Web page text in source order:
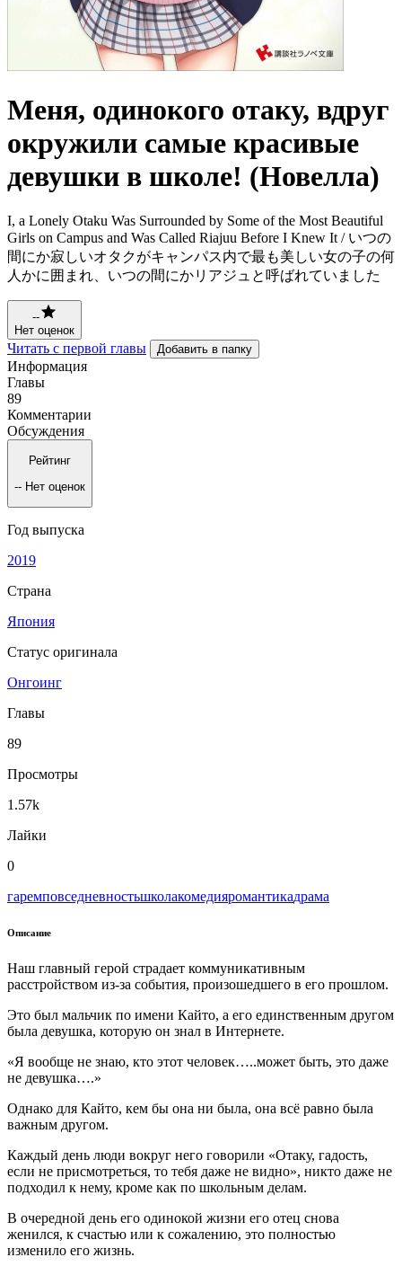
Меня, одинокого отаку, вдруг
окружили самые красивые
девушки в школе! (Новелла)
I, a Lonely Otaku Was Surrounded by Some of the Most Beautiful
Girls on Campus and Was Called Riajuu Before I Knew It / いつの
間にか寂しいオタクがキャンパス内で最も美しい女の子の何
人かに囲まれ、いつの間にかリアジュと呼ばれていました
--
Нет оценок
Читать с первой главы Добавить в папку
Информация
Главы
89
Комментарии
Обсуждения
Рейтинг
-- Нет оценок
Год выпуска
2019
Страна
Япония
Статус оригинала
Онгоинг
Главы
89
Просмотры
1.57k
Лайки
0
гаремповседневностьшколакомедияромантикадрама
Описание
Наш главный герой страдает коммуникативным
расстройством из-за события, произошедшего в его прошлом.
Это был мальчик по имени Кайто, а его единственным другом
была девушка, которую он знал в Интернете.
«Я вообще не знаю, кто этот человек…..может быть, это даже
не девушка….»
Однако для Кайто, кем бы она ни была, она всё равно была
важным другом.
Каждый день люди вокруг него говорили «Отаку, гадость,
если не присмотреться, то тебя даже не видно», никто даже не
подходил к нему, кроме как по школьным делам.
В очередной день его одинокой жизни его отец снова
женился, к счастью или к сожалению, это полностью
изменило его жизнь.